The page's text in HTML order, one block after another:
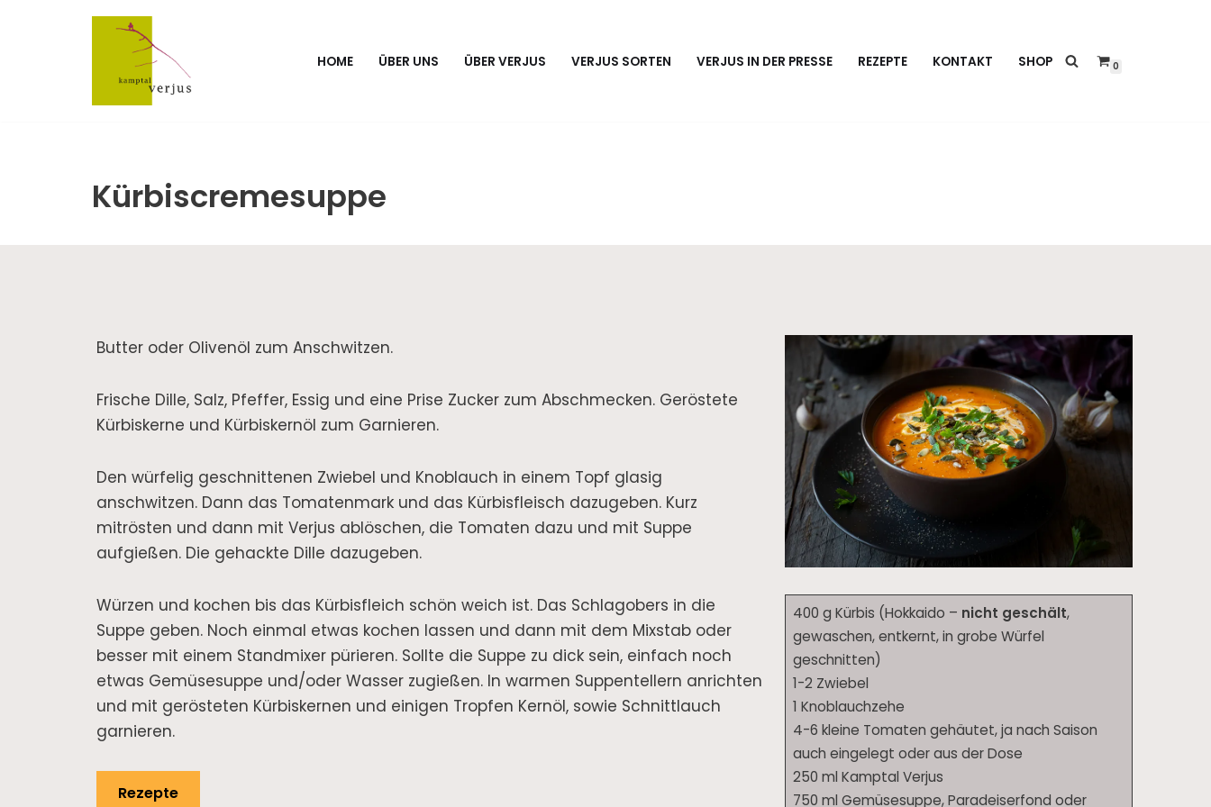
HOME ÜBER UNS ÜBER VERJUS VERJUS SORTEN VERJUS IN DER PRESSE REZEPTE KONTAKT SHOP 0
Kürbiscremesuppe
Butter oder Olivenöl zum Anschwitzen.
Frische Dille, Salz, Pfeffer, Essig und eine Prise Zucker zum Abschmecken. Geröstete
Kürbiskerne und Kürbiskernöl zum Garnieren.
Den würfelig geschnittenen Zwiebel und Knoblauch in einem Topf glasig
anschwitzen. Dann das Tomatenmark und das Kürbisfleisch dazugeben. Kurz
mitrösten und dann mit Verjus ablöschen, die Tomaten dazu und mit Suppe
aufgießen. Die gehackte Dille dazugeben.
Würzen und kochen bis das Kürbisfleich schön weich ist. Das Schlagobers in die
Suppe geben. Noch einmal etwas kochen lassen und dann mit dem Mixstab oder
besser mit einem Standmixer pürieren. Sollte die Suppe zu dick sein, einfach noch
etwas Gemüsesuppe und/oder Wasser zugießen. In warmen Suppentellern anrichten
und mit gerösteten Kürbiskernen und einigen Tropfen Kernöl, sowie Schnittlauch
garnieren.
Rezepte
400 g Kürbis (Hokkaido – nicht geschält,
gewaschen, entkernt, in grobe Würfel
geschnitten)
1-2 Zwiebel
1 Knoblauchzehe
4-6 kleine Tomaten gehäutet, ja nach Saison
auch eingelegt oder aus der Dose
250 ml Kamptal Verjus
750 ml Gemüsesuppe, Paradeiserfond oder